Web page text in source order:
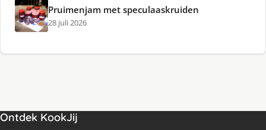
Pruimenjam met speculaaskruiden
28 juli 2026
Ontdek KookJij